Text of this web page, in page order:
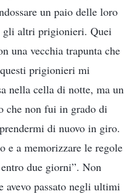
un paio delle loro
gli altri prigionieri. Quei
una vecchia trapunta che
prigionieri mi
nella cella di notte, ma un
che non fui in grado di
di nuovo in giro.
e a memorizzare le regole
due giorni”. Non
avevo passato negli ultimi